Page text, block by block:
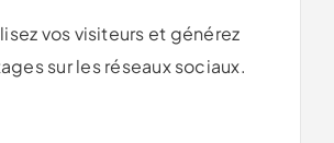
vos visiteurs et générez
sur les réseaux sociaux.